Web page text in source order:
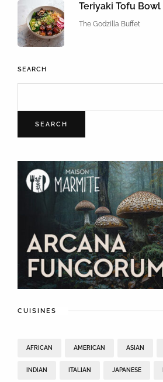
Teriyaki Tofu Bowl
The Godzilla Buffet
SEARCH
SEARCH
CUISINES
AFRICAN AMERICAN ASIAN
INDIAN ITALIAN JAPANESE